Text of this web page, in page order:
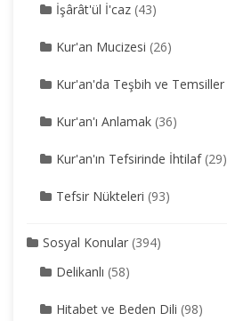
İşârât'ül İ'caz (43)
Kur'an Mucizesi (26)
Kur'an'da Teşbih ve Temsiller
Kur'an'ı Anlamak (36)
Kur'an'ın Tefsirinde İhtilaf(29)
Tefsir Nükteleri (93)
Sosyal Konular (394)
Delikanlı (58)
Hitabet ve Beden Dili (98)